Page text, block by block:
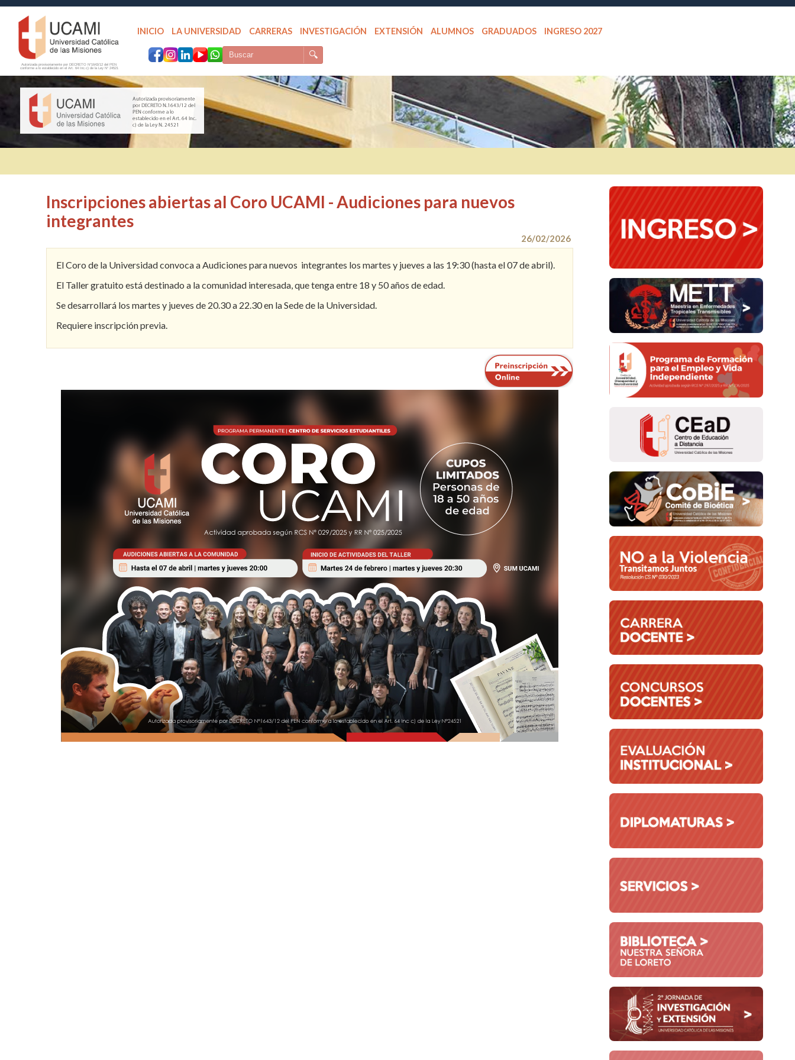
Autorizada provisoriamente por DECRETO N°1643/12 del PEN
conforme a lo establecido en el Art. 64 Inc.c) de la Ley N° 24521
INICIO LA UNIVERSIDAD CARRERAS INVESTIGACIÓN EXTENSIÓN ALUMNOS GRADUADOS INGRESO 2027
🔍
Inscripciones abiertas al Coro UCAMI - Audiciones para nuevos
integrantes
26/02/2026
El Coro de la Universidad convoca a Audiciones para nuevos integrantes los martes y jueves a las 19:30 (hasta el 07 de abril).
El Taller gratuito está destinado a la comunidad interesada, que tenga entre 18 y 50 años de edad.
Se desarrollará los martes y jueves de 20.30 a 22.30 en la Sede de la Universidad.
Requiere inscripción previa.